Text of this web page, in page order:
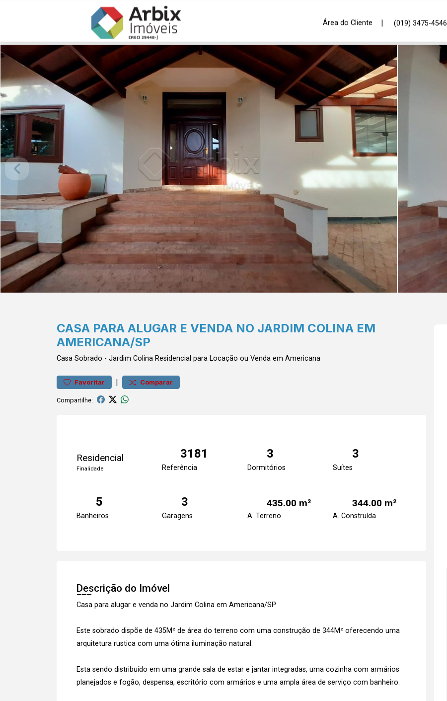
Área do Cliente | (019) 3475-4546
CASA PARA ALUGAR E VENDA NO JARDIM COLINA EM
AMERICANA/SP
Casa Sobrado - Jardim Colina Residencial para Locação ou Venda em Americana
Favoritar | Comparar
Compartilhe:
Residencial
Finalidade
3181
Referência
3
Dormitórios
3
Suítes
5
Banheiros
3
Garagens
435.00 m²
A. Terreno
344.00 m²
A. Construída
Descrição do Imóvel
Casa para alugar e venda no Jardim Colina em Americana/SP
Este sobrado dispõe de 435M² de área do terreno com uma construção de 344M² oferecendo uma
arquitetura rustica com uma ótima iluminação natural.
Esta sendo distribuído em uma grande sala de estar e jantar integradas, uma cozinha com armários
planejados e fogão, despensa, escritório com armários e uma ampla área de serviço com banheiro.